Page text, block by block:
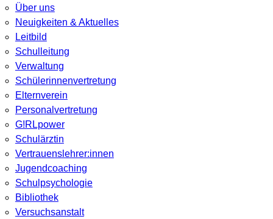
Über uns
Neuigkeiten & Aktuelles
Leitbild
Schulleitung
Verwaltung
Schülerinnenvertretung
Elternverein
Personalvertretung
G!RLpower
Schulärztin
Vertrauenslehrer:innen
Jugendcoaching
Schulpsychologie
Bibliothek
Versuchsanstalt